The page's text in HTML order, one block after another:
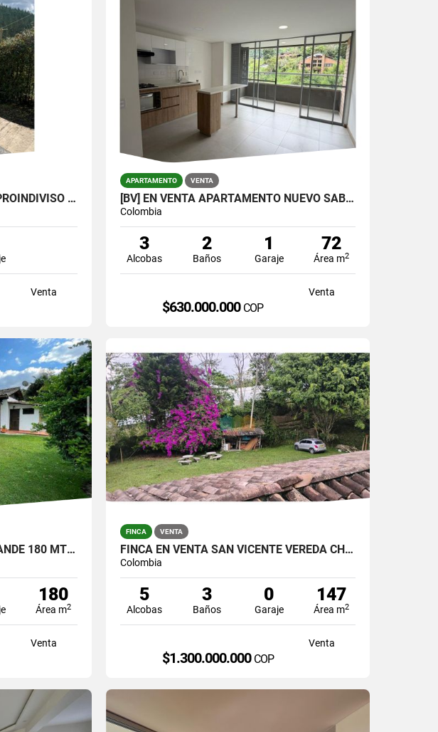
LOTE DE 500 M2 EN GUARNE PROINDIVISO A 6 MINUTOS DE LA AUTOPISTA
Venta
APARTAMENTO VENTA
[BV] EN VENTA APARTAMENTO NUEVO SABANETA, SECTOR SAN JOSÉ
Colombia
3
Alcobas
2
Baños
1
Garaje
72
Área m2
Venta
$630.000.000 COP
CASA CAMPESTRE LLANOGRANDE 180 MTS / LOTE 800 MTS $1.450.000.000
180
Área m2
Venta
FINCA VENTA
FINCA EN VENTA SAN VICENTE VEREDA CHAPARRAL SOLO CONTADO
Colombia
5
Alcobas
3
Baños
0
Garaje
147
Área m2
Venta
$1.300.000.000 COP